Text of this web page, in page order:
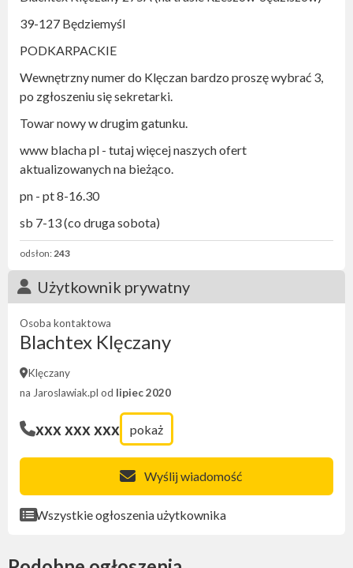
39-127 Będziemyśl
PODKARPACKIE
Wewnętrzny numer do Klęczan bardzo proszę wybrać 3,
po zgłoszeniu się sekretarki.
Towar nowy w drugim gatunku.
www blacha pl - tutaj więcej naszych ofert
aktualizowanych na bieżąco.
pn - pt 8-16.30
sb 7-13 (co druga sobota)
odsłon:243
Użytkownik prywatny
Osoba kontaktowa
Blachtex Klęczany
Klęczany
na Jaroslawiak.pl od lipiec 2020
xxx xxx xxx pokaż
Wyślij wiadomość
Wszystkie ogłoszenia użytkownika